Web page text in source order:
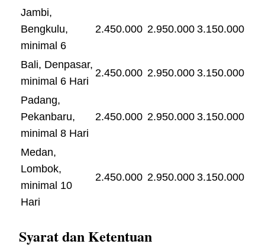
Jambi,
Bengkulu,
minimal 6
2.450.000 2.950.000 3.150.000
Bali, Denpasar,
minimal 6 Hari
2.450.000 2.950.000 3.150.000
Padang,
Pekanbaru,
minimal 8 Hari
2.450.000 2.950.000 3.150.000
Medan,
Lombok,
minimal 10
Hari
2.450.000 2.950.000 3.150.000
Syarat dan Ketentuan